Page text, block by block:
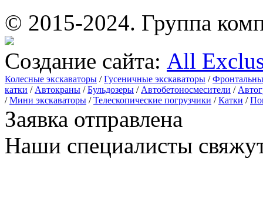
© 2015-2024. Группа
Создание сайта: All
Колесные экскаваторы /Гусеничные экскаваторы /
катки / Автокраны /Бульдозеры / Автобетоносмесители /
/Мини экскаваторы /Телескопические погрузчики /Катки /
Заявка отправлена
Наши специалисты